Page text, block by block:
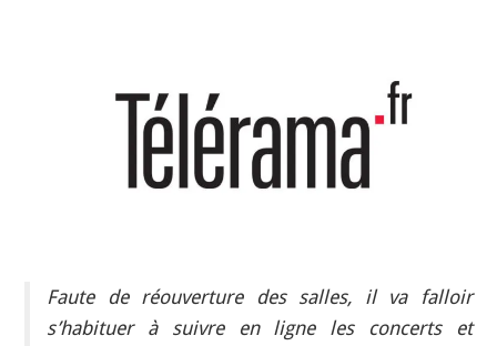
Faute de réouverture des salles, il va falloir
s’habituer à suivre en ligne les concerts et